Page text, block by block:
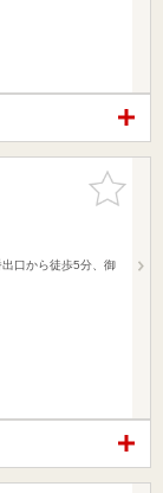
お気に入
りに追加
口から徒歩5分、御